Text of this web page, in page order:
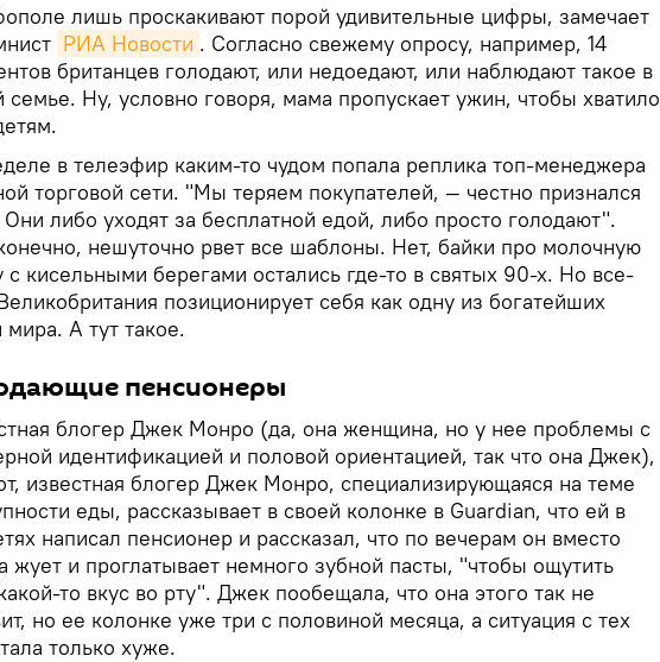
лишь проскакивают порой удивительные цифры, замечает
РИА Новости . Согласно свежему опросу, например, 14
британцев голодают, или недоедают, или наблюдают такое в
семье. Ну, условно говоря, мама пропускает ужин, чтобы хватило
в телеэфир каким-то чудом попала реплика топ-менеджера
торговой сети. "Мы теряем покупателей, — честно признался
либо уходят за бесплатной едой, либо просто голодают".
нешуточно рвет все шаблоны. Нет, байки про молочную
с кисельными берегами остались где-то в святых 90-х. Но все-
позиционирует себя как одну из богатейших
мира. А тут такое.
пенсионеры
блогер Джек Монро (да, она женщина, но у нее проблемы с
идентификацией и половой ориентацией, так что она Джек),
известная блогер Джек Монро, специализирующаяся на теме
еды, рассказывает в своей колонке в Guardian, что ей в
написал пенсионер и рассказал, что по вечерам он вместо
жует и проглатывает немного зубной пасты, "чтобы ощутить
то вкус во рту". Джек пообещала, что она этого так не
но ее колонке уже три с половиной месяца, а ситуация с тех
только хуже.